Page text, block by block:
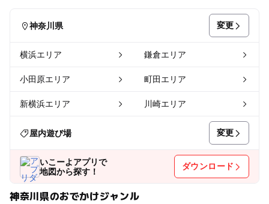
神奈川県 変更
横浜エリア 鎌倉エリア
小田原エリア 町田エリア
新横浜エリア 川崎エリア
屋内遊び場 変更
いこーよアプリで
地図から探す！
ダウンロード
神奈川県のおでかけジャンル